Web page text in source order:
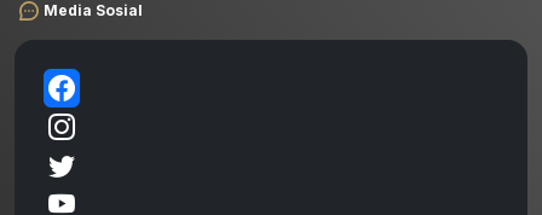
Media Sosial